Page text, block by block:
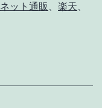
ネット通販 楽天